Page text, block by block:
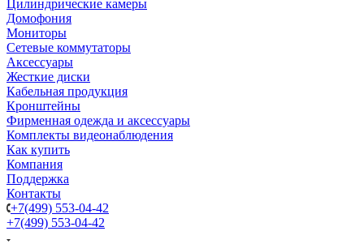
Цилиндрические камеры
Домофония
Мониторы
Сетевые коммутаторы
Аксессуары
Жесткие диски
Кабельная продукция
Кронштейны
Фирменная одежда и аксессуары
Комплекты видеонаблюдения
Как купить
Компания
Поддержка
Контакты
+7(499) 553-04-42
+7(499) 553-04-42